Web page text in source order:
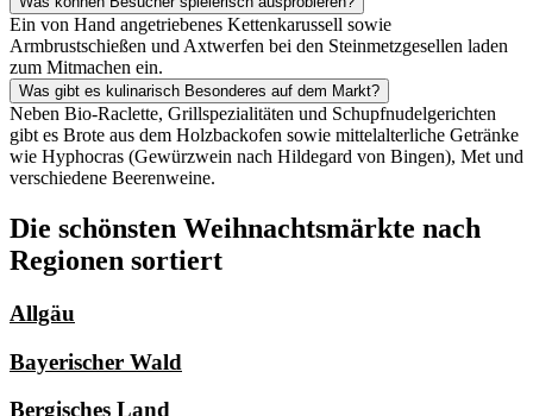
Ein von Hand angetriebenes Kettenkarussell sowie
Armbrustschießen und Axtwerfen bei den Steinmetzgesellen laden
zum Mitmachen ein.
Was gibt es kulinarisch Besonderes auf dem Markt?
Neben Bio-Raclette, Grillspezialitäten und Schupfnudelgerichten
gibt es Brote aus dem Holzbackofen sowie mittelalterliche Getränke
wie Hyphocras (Gewürzwein nach Hildegard von Bingen), Met und
verschiedene Beerenweine.
Die schönsten Weihnachtsmärkte nach
Regionen sortiert
Allgäu
Bayerischer Wald
Bergisches Land